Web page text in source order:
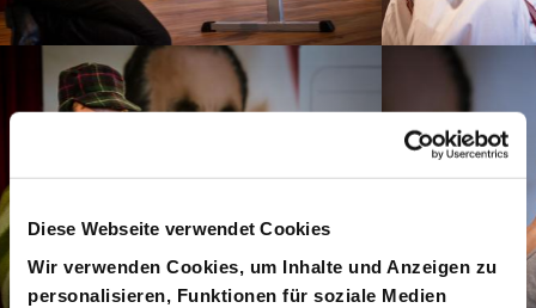
Diese Webseite verwendet Cookies
Wir verwenden Cookies, um Inhalte und Anzeigen zu
personalisieren, Funktionen für soziale Medien